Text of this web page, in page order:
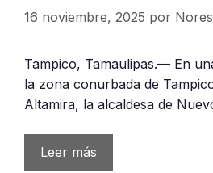
16 noviembre, 2025 por
Tampico, Tamaulipas.— En
la zona conurbada de
Altamira, la alcaldesa de
Leer más